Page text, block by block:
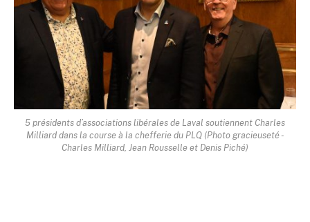
5 présidents d’associations libérales de Laval soutiennent Charles
Milliard dans la course à la chefferie du PLQ (Photo gracieuseté -
Charles Milliard, Jean Rousselle et Denis Piché)